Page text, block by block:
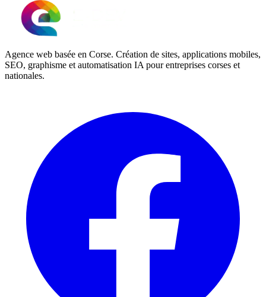
Agence web basée en Corse. Création de sites, applications mobiles,
SEO, graphisme et automatisation IA pour entreprises corses et
nationales.